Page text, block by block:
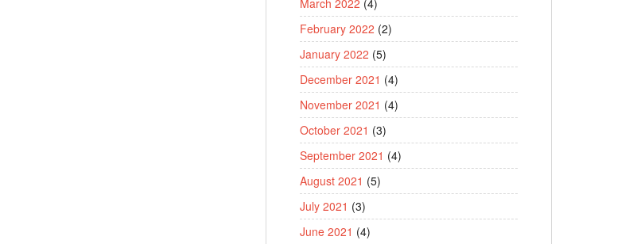
March 2022 (4)
February 2022 (2)
January 2022 (5)
December 2021 (4)
November 2021 (4)
October 2021 (3)
September 2021 (4)
August 2021 (5)
July 2021 (3)
June 2021 (4)